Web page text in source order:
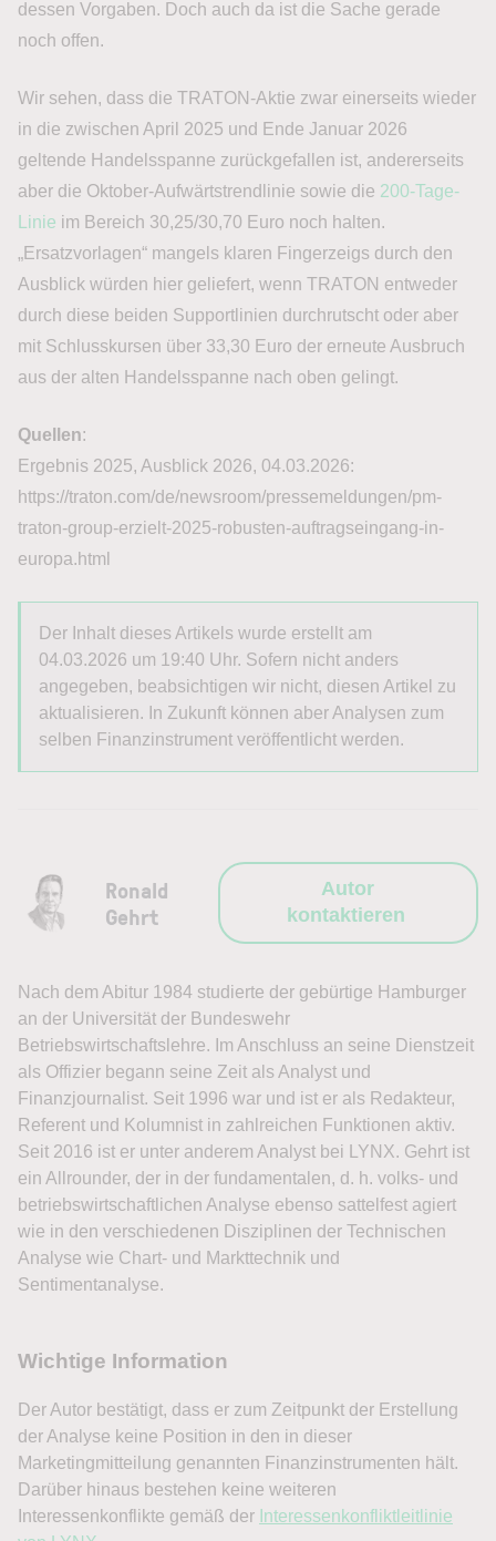
dessen Vorgaben. Doch auch da ist die Sache gerade
noch offen.
Wir sehen, dass die TRATON-Aktie zwar einerseits wieder
in die zwischen April 2025 und Ende Januar 2026
geltende Handelsspanne zurückgefallen ist, andererseits
aber die Oktober-Aufwärtstrendlinie sowie die 200-Tage-
Linie im Bereich 30,25/30,70 Euro noch halten.
„Ersatzvorlagen“ mangels klaren Fingerzeigs durch den
Ausblick würden hier geliefert, wenn TRATON entweder
durch diese beiden Supportlinien durchrutscht oder aber
mit Schlusskursen über 33,30 Euro der erneute Ausbruch
aus der alten Handelsspanne nach oben gelingt.
Quellen:
Ergebnis 2025, Ausblick 2026, 04.03.2026:
https://traton.com/de/newsroom/pressemeldungen/pm-
traton-group-erzielt-2025-robusten-auftragseingang-in-
europa.html
Der Inhalt dieses Artikels wurde erstellt am
04.03.2026 um 19:40 Uhr. Sofern nicht anders
angegeben, beabsichtigen wir nicht, diesen Artikel zu
aktualisieren. In Zukunft können aber Analysen zum
selben Finanzinstrument veröffentlicht werden.
Ronald
Gehrt
Autor
kontaktieren
Nach dem Abitur 1984 studierte der gebürtige Hamburger
an der Universität der Bundeswehr
Betriebswirtschaftslehre. Im Anschluss an seine Dienstzeit
als Offizier begann seine Zeit als Analyst und
Finanzjournalist. Seit 1996 war und ist er als Redakteur,
Referent und Kolumnist in zahlreichen Funktionen aktiv.
Seit 2016 ist er unter anderem Analyst bei LYNX. Gehrt ist
ein Allrounder, der in der fundamentalen, d. h. volks- und
betriebswirtschaftlichen Analyse ebenso sattelfest agiert
wie in den verschiedenen Disziplinen der Technischen
Analyse wie Chart- und Markttechnik und
Sentimentanalyse.